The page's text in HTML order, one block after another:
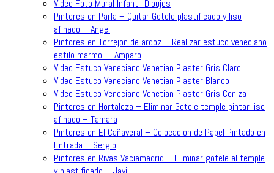
Video Foto Mural Infantil Dibujos
Pintores en Parla – Quitar Gotele plastificado y liso
afinado – Angel
Pintores en Torrejon de ardoz – Realizar estuco veneciano
estilo marmol – Amparo
Video Estuco Veneciano Venetian Plaster Gris Claro
Video Estuco Veneciano Venetian Plaster Blanco
Video Estuco Veneciano Venetian Plaster Gris Ceniza
Pintores en Hortaleza – Eliminar Gotele temple pintar liso
afinado – Tamara
Pintores en El Cañaveral – Colocacion de Papel Pintado en
Entrada – Sergio
Pintores en Rivas Vaciamadrid – Eliminar gotele al temple